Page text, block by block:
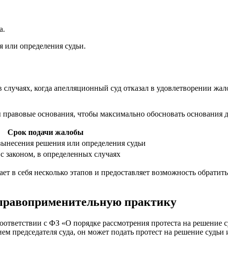
или определения судьи.
когда апелляционный суд отказал в удовлетворении
основания, чтобы максимально обосновать основания
Срок подачи жалобы
решения или определения судьи
законом, в определенных случаях
себя несколько этапов и предоставляет возможность
практику
с ФЗ «О порядке рассмотрения протеста на решение
председателя суда, он может подать протест на решение